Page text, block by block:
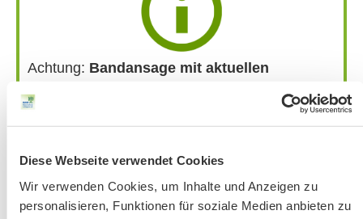
Diese Webseite verwendet Cookies
Wir verwenden Cookies, um Inhalte und Anzeigen zu
personalisieren, Funktionen für soziale Medien anbieten zu
Achtung: Bandansage mit aktuellen
Donnerstag vor der Veranstaltung.
Bitte beachten Sie unsere Hinweise zu
Kontakt-Telefonnummern